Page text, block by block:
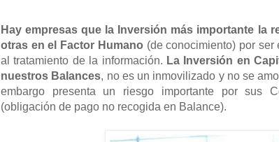
Hay empresas que la Inversión más importante la
otras en el Factor Humano (de conocimiento) por ser
al tratamiento de la información. La Inversión en
nuestros Balances, no es un inmovilizado y no se
embargo presenta un riesgo importante por sus
(obligación de pago no recogida en Balance).